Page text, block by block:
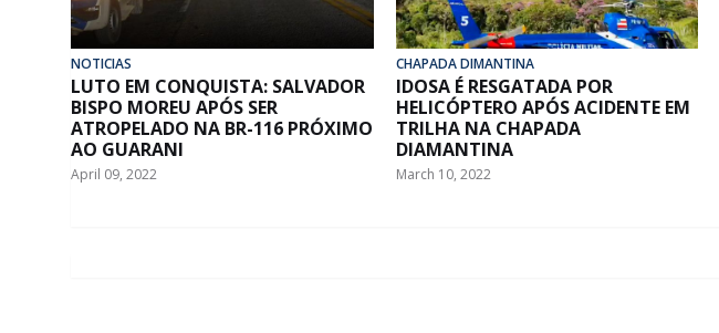
NOTICIAS
LUTO EM CONQUISTA: SALVADOR
BISPO MOREU APÓS SER
ATROPELADO NA BR-116 PRÓXIMO
AO GUARANI
April 09, 2022
CHAPADA DIMANTINA
IDOSA É RESGATADA POR
HELICÓPTERO APÓS ACIDENTE EM
TRILHA NA CHAPADA
DIAMANTINA
March 10, 2022